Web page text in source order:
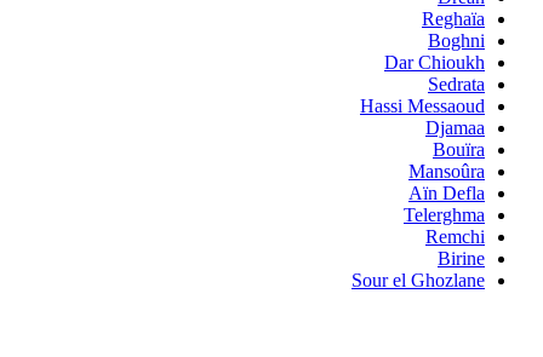
Reghaïa
Boghni
Dar Chioukh
Sedrata
Hassi Messaoud
Djamaa
Bouïra
Mansoûra
Aïn Defla
Telerghma
Remchi
Birine
Sour el Ghozlane